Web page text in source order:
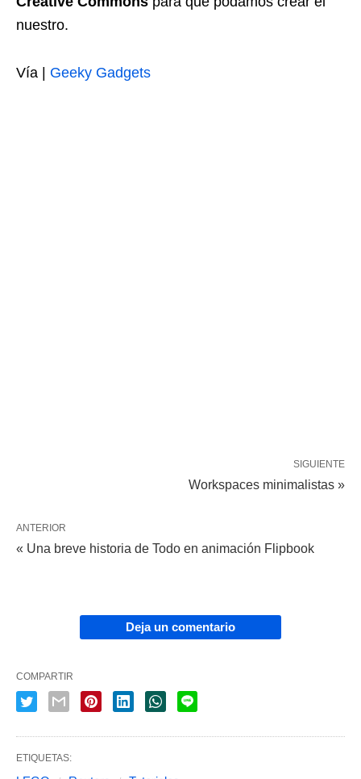
nuestro.
Vía | Geeky Gadgets
SIGUIENTE
Workspaces minimalistas »
ANTERIOR
« Una breve historia de Todo en animación Flipbook
Deja un comentario
COMPARTIR
ETIQUETAS: